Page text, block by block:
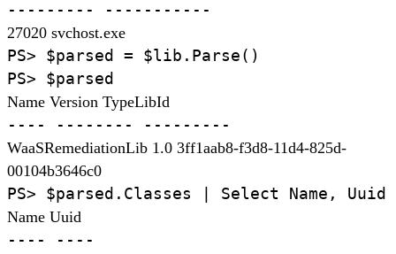
--------- -----------
27020 svchost.exe
PS> $parsed = $lib. Parse( )
PS> $parsed
Name Version TypeLibId
---- -------- ---------
WaaSRemediationLib 1.0 3ff1aab8-f3d8-11d4-825d-
00104b3646c0
PS> $parsed. Classes Select Name, Uuid
Name Uuid
---- ----